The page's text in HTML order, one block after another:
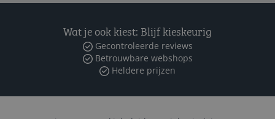
Wat je ook kiest: Blijf kieskeurig
Gecontroleerde reviews
Betrouwbare webshops
Heldere prijzen